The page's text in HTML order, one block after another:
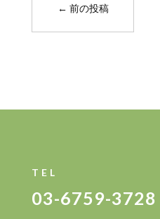
← 前の投稿
TEL
03-6759-3728